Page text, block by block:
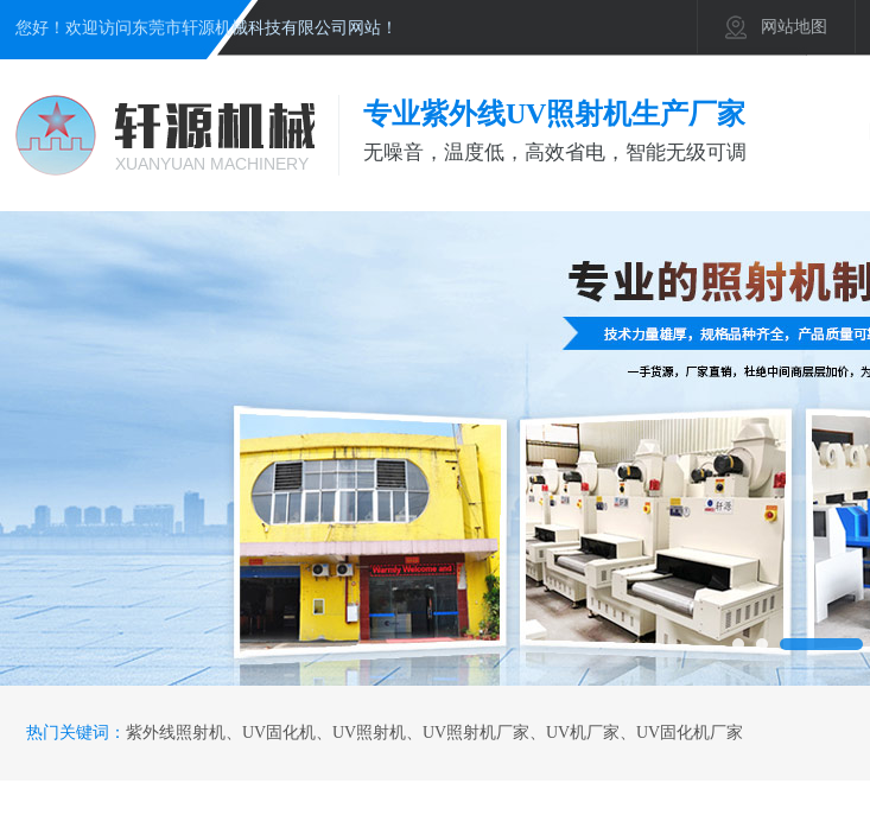
您好！欢迎访问东莞市轩源机械科技有限公司网站！ 网站地图
XUANYUAN MACHINERY
专业紫外线UV照射机生产厂家
无噪音，温度低，高效省电，智能无级可调
热门关键词： 紫外线照射机、 UV固化机、 UV照射机、 UV照射机厂家、 UV机厂家、 UV固化机厂家